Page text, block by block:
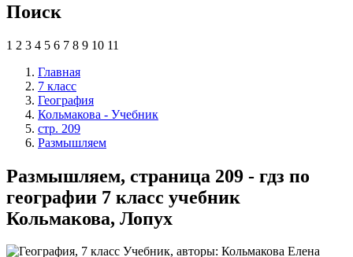
Поиск
1 2 3 4 5 6 7 8 9 10 11
Главная
7 класс
География
Кольмакова - Учебник
стр. 209
Размышляем
Размышляем, страница 209 - гдз по
географии 7 класс учебник
Кольмакова, Лопух